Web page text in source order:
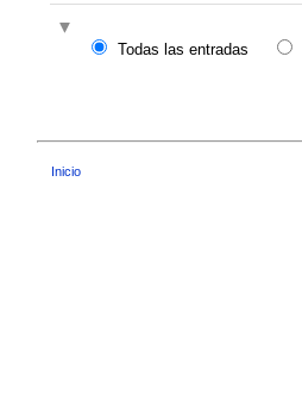
Todas las entradas
Inicio